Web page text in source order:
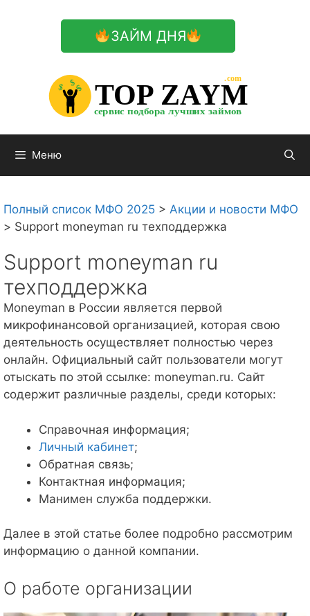
ЗАЙМ ДНЯ
TOP ZAYM
сервис подбора лучших займов
.com
$
$
$
Меню
Полный список МФО 2025 > Акции и новости МФО
> Support moneyman ru техподдержка
Support moneyman ru
техподдержка
Moneyman в России является первой
микрофинансовой организацией, которая свою
деятельность осуществляет полностью через
онлайн. Официальный сайт пользователи могут
отыскать по этой ссылке: moneyman.ru. Сайт
содержит различные разделы, среди которых:
Справочная информация;
Личный кабинет;
Обратная связь;
Контактная информация;
Манимен служба поддержки.
Далее в этой статье более подробно рассмотрим
информацию о данной компании.
О работе организации